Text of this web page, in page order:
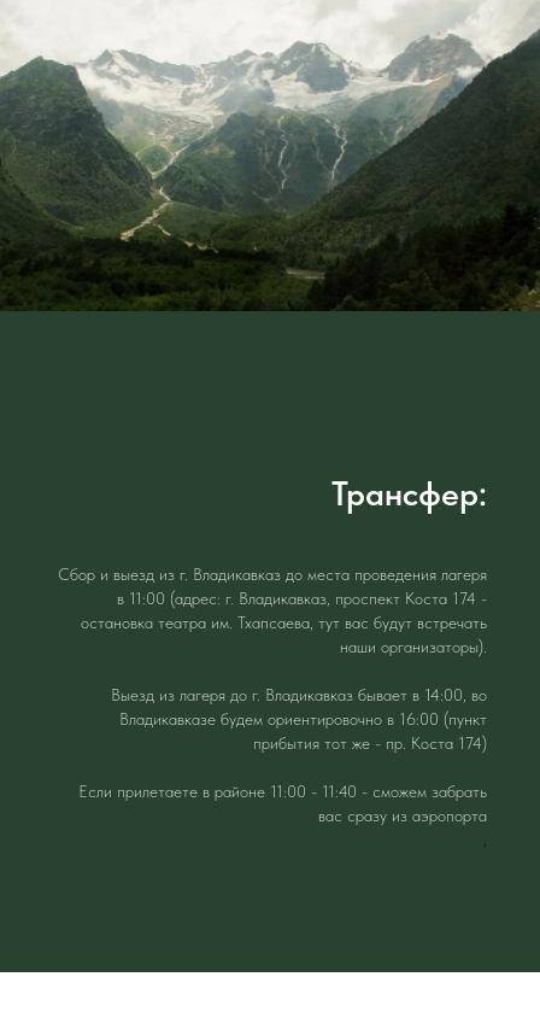
Трансфер:
Сбор и выезд из г. Владикавказ до места проведения лагеря
в 11:00 (адрес: г. Владикавказ, проспект Коста 174 -
остановка театра им. Тхапсаева, тут вас будут встречать
наши организаторы).
Выезд из лагеря до г. Владикавказ бывает в 14:00, во
Владикавказе будем ориентировочно в 16:00 (пункт
прибытия тот же - пр. Коста 174)
Если прилетаете в районе 11:00 - 11:40 - сможем забрать
вас сразу из аэропорта